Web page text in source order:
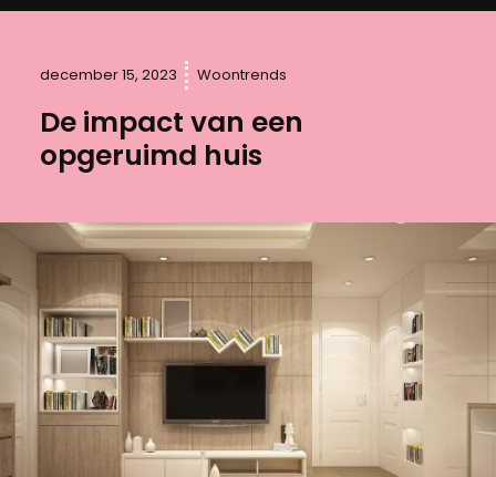
december 15, 2023 Woontrends
De impact van een
opgeruimd huis